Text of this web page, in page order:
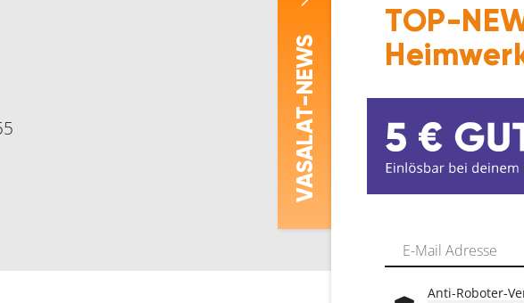
V
ASALAT
-NEWS
TOP-
Anti-Roboter-